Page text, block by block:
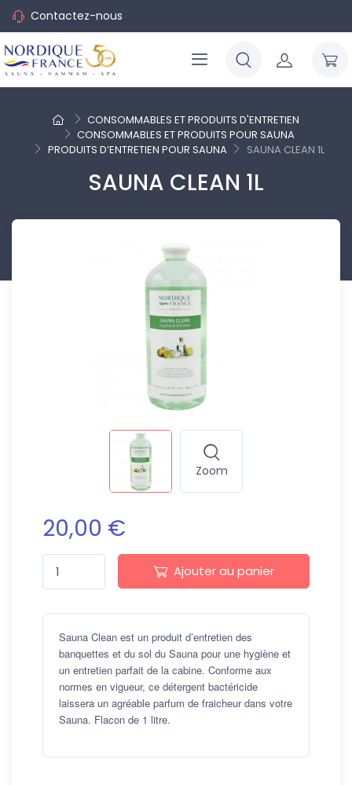
Contactez-nous
CONSOMMABLES ET PRODUITS D'ENTRETIEN
CONSOMMABLES ET PRODUITS POUR SAUNA
PRODUITS D’ENTRETIEN POUR SAUNA
SAUNA CLEAN 1L
SAUNA CLEAN 1L
Zoom
20,00 €
Ajouter au panier
Sauna Clean est un produit d’entretien des
banquettes et du sol du Sauna pour une hygiène et
un entretien parfait de la cabine. Conforme aux
normes en vigueur, ce détergent bactéricide
laissera un agréable parfum de fraicheur dans votre
Sauna. Flacon de 1 litre.